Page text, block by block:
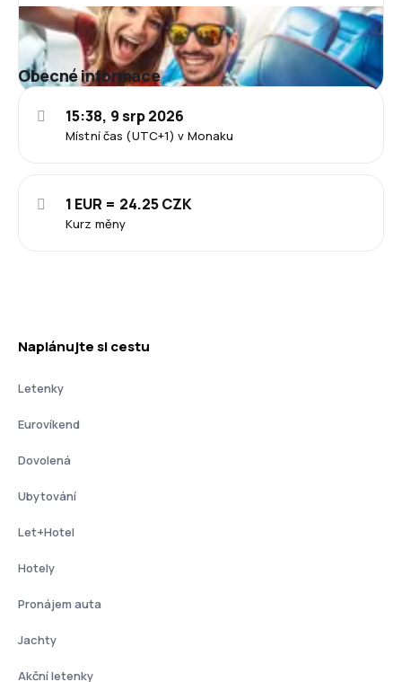
Obecné informace
Místní čas (UTC+1) v Monaku
15:38, 9 srp 2026
Kurz měny
1 EUR = 24.25 CZK
Naplánujte si cestu
Letenky
Eurovíkend
Dovolená
Ubytování
Let+Hotel
Hotely
Pronájem auta
Jachty
Akční letenky